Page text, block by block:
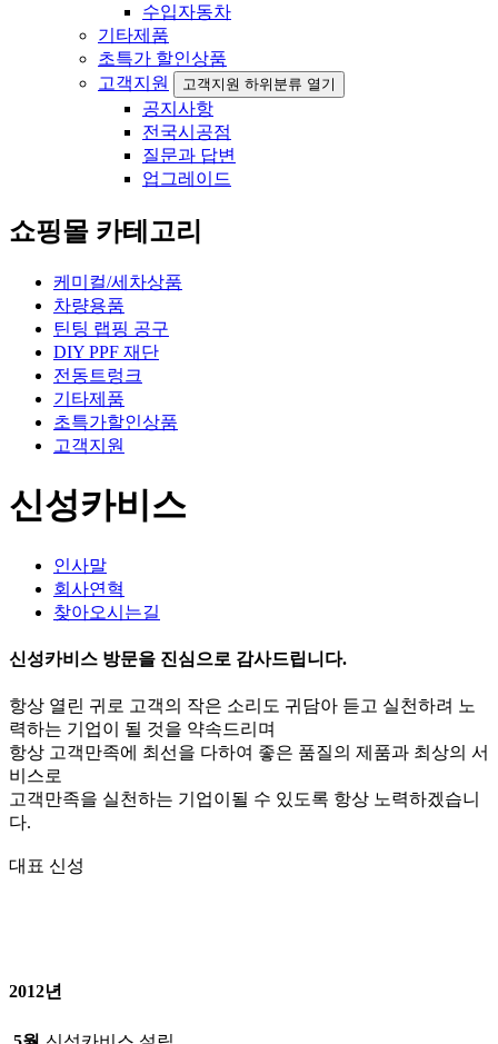
수입자동차
기타제품
초특가 할인상품
고객지원
고객지원 하위분류 열기
공지사항
전국시공점
질문과 답변
업그레이드
쇼핑몰 카테고리
케미컬/세차상품
차량용품
틴팅 랩핑 공구
DIY PPF 재단
전동트렁크
기타제품
초특가할인상품
고객지원
신성카비스
인사말
회사연혁
찾아오시는길
신성카비스 방문을 진심으로 감사드립니다.
항상 열린 귀로 고객의 작은 소리도 귀담아 듣고 실천하려 노
력하는 기업이 될 것을 약속드리며
항상 고객만족에 최선을 다하여 좋은 품질의 제품과 최상의 서
비스로
고객만족을 실천하는 기업이될 수 있도록 항상 노력하겠습니
다.
대표 신성
2012년